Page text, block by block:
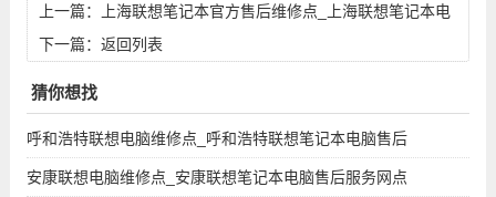
上一篇：
上海联想笔记本官方售后维修点_上海联想笔记本电
脑维修服务中心
下一篇： 返回列表
猜你想找
呼和浩特联想电脑维修点_呼和浩特联想笔记本电脑售后
安康联想电脑维修点_安康联想笔记本电脑售后服务网点